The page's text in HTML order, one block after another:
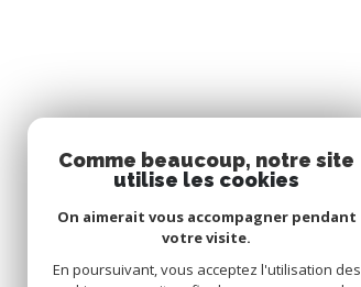
Comme beaucoup, notre site
utilise les cookies
On aimerait vous accompagner pendant
votre visite.
En poursuivant, vous acceptez l'utilisation des